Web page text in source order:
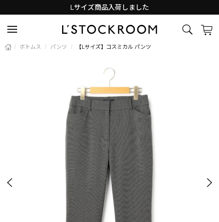
Lサイズ商品入荷しました
/ ボトムス / パンツ / 【Lサイズ】コスミカル パンツ